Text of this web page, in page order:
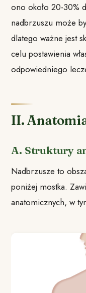
ono około 20-30%
nadbrzuszu może
dlatego ważne jest
celu postawienia
odpowiedniego
II.
A. Struktury
Nadbrzusze to
poniżej mostka.
anatomicznych, w